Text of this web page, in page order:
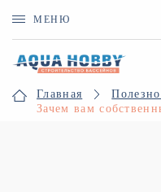
МЕНЮ
Главная
Зачем вам